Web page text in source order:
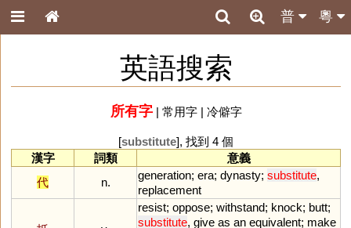
粵
普
英語搜索
所有字| 常用字| 冷僻字
[substitute], 找到 4 個
漢字
詞類
意義
代
n.
generation; era; dynasty; substitute,
replacement
resist; oppose; withstand; knock; butt;
substitute, give as an equivalent; make